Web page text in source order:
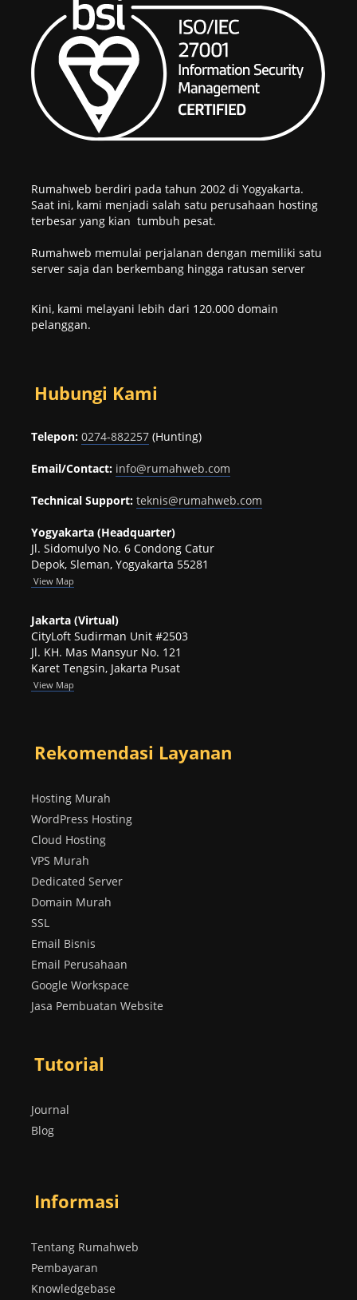
Rumahweb berdiri pada tahun 2002 di Yogyakarta.
Saat ini, kami menjadi salah satu perusahaan hosting
terbesar yang kian tumbuh pesat.
Rumahweb memulai perjalanan dengan memiliki satu
server saja dan berkembang hingga ratusan server
Kini, kami melayani lebih dari 120.000 domain
pelanggan.
Hubungi Kami
Telepon: 0274-882257 (Hunting)
Email/Contact: info@rumahweb.com
Technical Support: teknis@rumahweb.com
Yogyakarta (Headquarter)
Jl. Sidomulyo No. 6 Condong Catur
Depok, Sleman, Yogyakarta 55281
View Map
Jakarta (Virtual)
CityLoft Sudirman Unit #2503
Jl. KH. Mas Mansyur No. 121
Karet Tengsin, Jakarta Pusat
View Map
Rekomendasi Layanan
Hosting Murah
WordPress Hosting
Cloud Hosting
VPS Murah
Dedicated Server
Domain Murah
SSL
Email Bisnis
Email Perusahaan
Google Workspace
Jasa Pembuatan Website
Tutorial
Journal
Blog
Informasi
Tentang Rumahweb
Pembayaran
Knowledgebase